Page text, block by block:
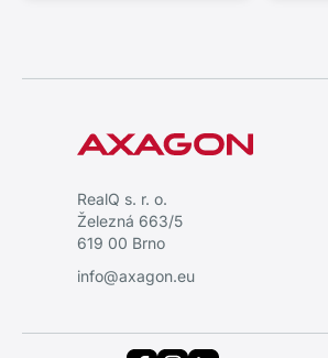
RealQ s. r. o.
Železná 663/5
619 00 Brno
info@axagon.eu